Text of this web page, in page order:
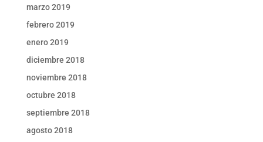
marzo 2019
febrero 2019
enero 2019
diciembre 2018
noviembre 2018
octubre 2018
septiembre 2018
agosto 2018